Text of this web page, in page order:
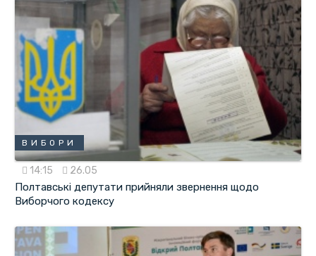
ВИБОРИ
14:15 26.05
Полтавські депутати прийняли звернення щодо
Виборчого кодексу